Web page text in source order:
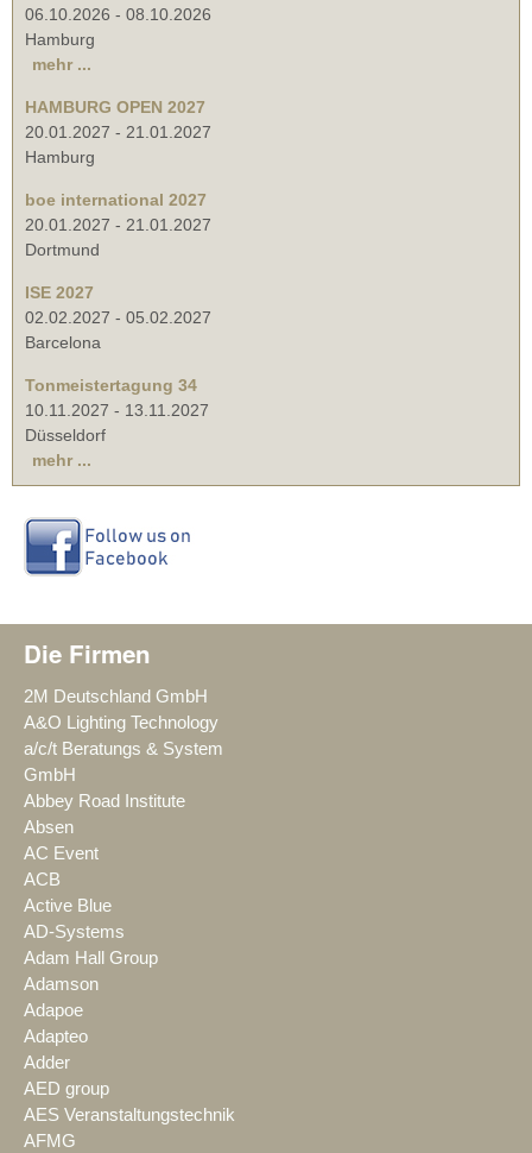
06.10.2026 - 08.10.2026
Hamburg
mehr ...
HAMBURG OPEN 2027
20.01.2027 - 21.01.2027
Hamburg
boe international 2027
20.01.2027 - 21.01.2027
Dortmund
ISE 2027
02.02.2027 - 05.02.2027
Barcelona
Tonmeistertagung 34
10.11.2027 - 13.11.2027
Düsseldorf
mehr ...
Die Firmen
2M Deutschland GmbH
A&O Lighting Technology
a/c/t Beratungs & System
GmbH
Abbey Road Institute
Absen
AC Event
ACB
Active Blue
AD-Systems
Adam Hall Group
Adamson
Adapoe
Adapteo
Adder
AED group
AES Veranstaltungstechnik
AFMG